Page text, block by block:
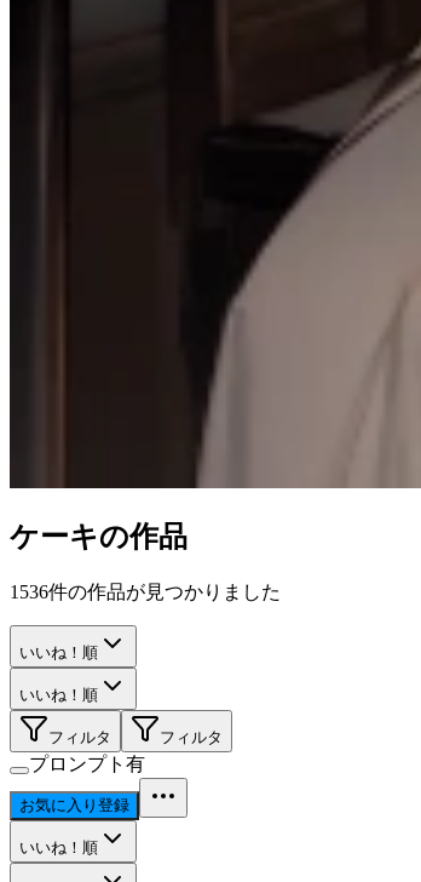
ケーキの作品
1536件の作品が見つかりました
いいね！順
いいね！順
フィルタ フィルタ
プロンプト有
お気に入り登録
いいね！順